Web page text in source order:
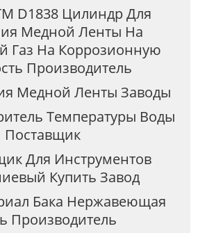
D1838 Цилиндр Для
Медной Ленты На
Газ На Коррозионную
Производитель
Медной Ленты Заводы
Температуры Воды
Поставщик
Для Инструментов
Купить Завод
Бака Нержавеющая
Производитель